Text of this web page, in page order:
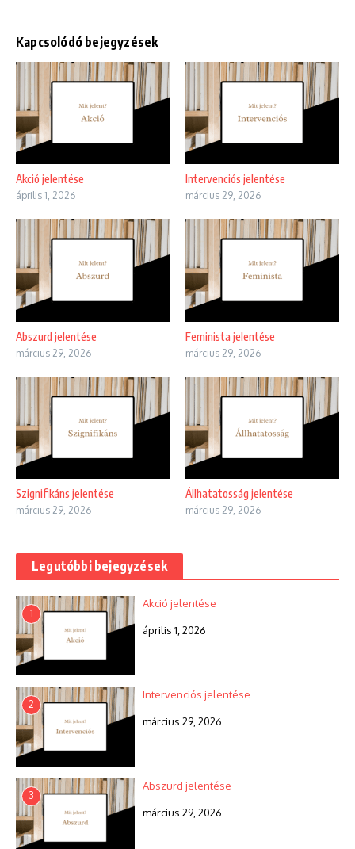
Kapcsolódó bejegyzések
Akció jelentése
április 1, 2026
Intervenciós jelentése
március 29, 2026
Abszurd jelentése
március 29, 2026
Feminista jelentése
március 29, 2026
Szignifikáns jelentése
március 29, 2026
Állhatatosság jelentése
március 29, 2026
Legutóbbi bejegyzések
1
Akció jelentése
április 1, 2026
2
Intervenciós jelentése
március 29, 2026
3
Abszurd jelentése
március 29, 2026